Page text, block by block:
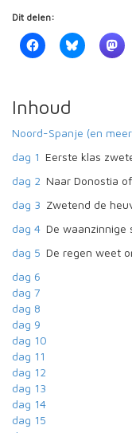
Dit delen:
Inhoud
Noord-Spanje (en
dag 1 Eerste klas
dag 2 Naar Donostia
dag 3 Zwetend de
dag 4 De waanzinnige
dag 5 De regen weet
dag 6
dag 7
dag 8
dag 9
dag 10
dag 11
dag 12
dag 13
dag 14
dag 15